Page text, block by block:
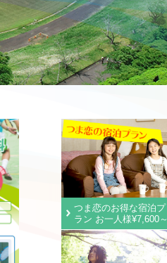
つま恋のお得な宿泊プ
ラン お一人様¥7,600～